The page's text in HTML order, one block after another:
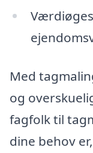
Med
og
fagfolk til
dine behov